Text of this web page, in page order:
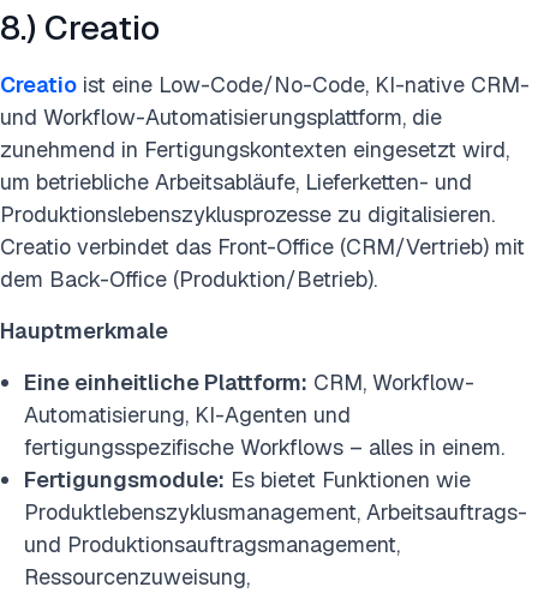
8.) Creatio
Creatio ist eine Low-Code/No-Code, KI-native CRM-
und Workflow-Automatisierungsplattform, die
zunehmend in Fertigungskontexten eingesetzt wird,
um betriebliche Arbeitsabläufe, Lieferketten- und
Produktionslebenszyklusprozesse zu digitalisieren.
Creatio verbindet das Front-Office (CRM/Vertrieb) mit
dem Back-Office (Produktion/Betrieb).
Hauptmerkmale
Eine einheitliche Plattform: CRM, Workflow-
Automatisierung, KI-Agenten und
fertigungsspezifische Workflows – alles in einem.
Fertigungsmodule: Es bietet Funktionen wie
Produktlebenszyklusmanagement, Arbeitsauftrags-
und Produktionsauftragsmanagement,
Ressourcenzuweisung,